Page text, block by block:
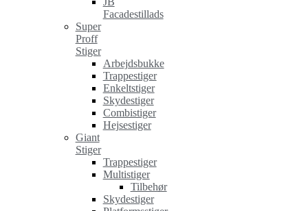
Facadestillads
Super
Proff
Stiger
Arbejdsbukke
Trappestiger
Enkeltstiger
Skydestiger
Combistiger
Hejsestiger
Giant
Stiger
Trappestiger
Multistiger
Tilbehør
Skydestiger